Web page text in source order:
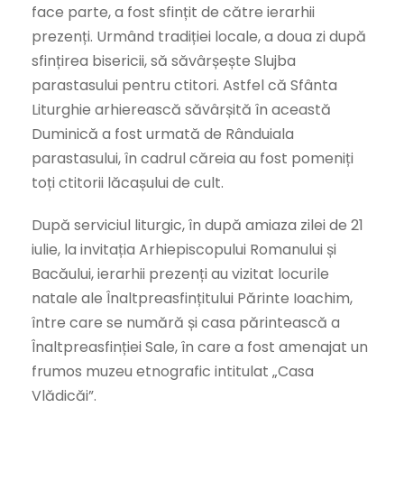
face parte, a fost sfințit de către ierarhii
prezenți. Urmând tradiției locale, a doua zi după
sfințirea bisericii, să săvârșește Slujba
parastasului pentru ctitori. Astfel că Sfânta
Liturghie arhierească săvârșită în această
Duminică a fost urmată de Rânduiala
parastasului, în cadrul căreia au fost pomeniți
toți ctitorii lăcașului de cult.
După serviciul liturgic, în după amiaza zilei de 21
iulie, la invitația Arhiepiscopului Romanului și
Bacăului, ierarhii prezenți au vizitat locurile
natale ale Înaltpreasfințitului Părinte Ioachim,
între care se numără și casa părintească a
Înaltpreasfinției Sale, în care a fost amenajat un
frumos muzeu etnografic intitulat „Casa
Vlădicăi”.